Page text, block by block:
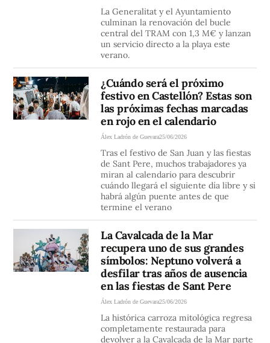
La Generalitat y el Ayuntamiento
culminan la renovación del bucle
central del TRAM con 1,3 M€ y lanzan
un servicio directo a la playa este
verano.
¿Cuándo será el próximo
festivo en Castellón? Estas son
las próximas fechas marcadas
en rojo en el calendario
Álex Ladrón de Guevara25/06/2026
Tras el festivo de San Juan y las fiestas
de Sant Pere, muchos trabajadores ya
miran al calendario para descubrir
cuándo llegará el siguiente día libre y si
habrá algún puente antes de que
termine el verano
La Cavalcada de la Mar
recupera uno de sus grandes
símbolos: Neptuno volverá a
desfilar tras años de ausencia
en las fiestas de Sant Pere
Álex Ladrón de Guevara25/06/2026
La histórica carroza mitológica regresa
completamente restaurada para
devolver a la Cavalcada de la Mar parte